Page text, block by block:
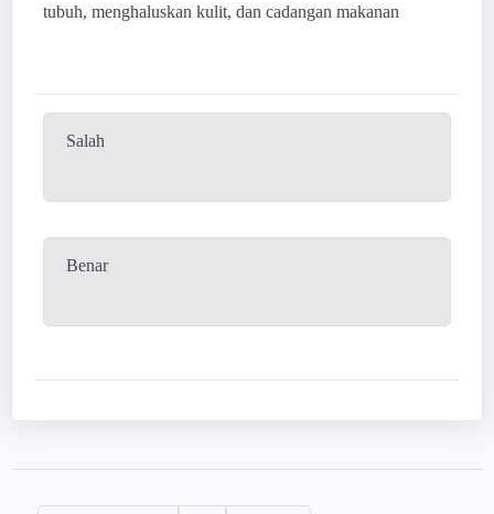
tubuh, menghaluskan kulit, dan cadangan makanan
Salah
Benar